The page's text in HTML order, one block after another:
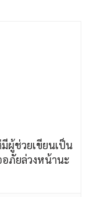
ผู้ช่วยเขียนเป็น
ภัยล่วงหน้านะ